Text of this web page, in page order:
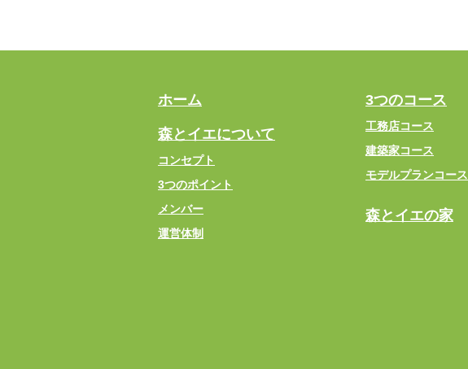
ホーム
森とイエについて
コンセプト
3つのポイント
メンバー
運営体制
3つのコース
工務店コース
建築家コース
モデルプランコース
森とイエの家